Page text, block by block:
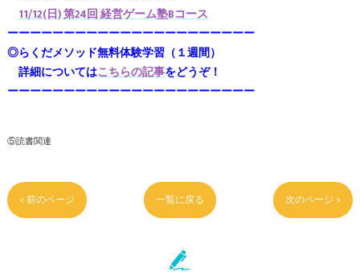
11/12(日) 第24回 経営ゲーム塾Bコース
ーーーーーーーーーーーーーーーーーーーーーー
◎らくだメソッド無料体験学習（１週間）
詳細についてはこちらの記事をどうぞ！
ーーーーーーーーーーーーーーーーーーーーーー
⑤読書関連
< 前のページ 一覧に戻る 次のページ >